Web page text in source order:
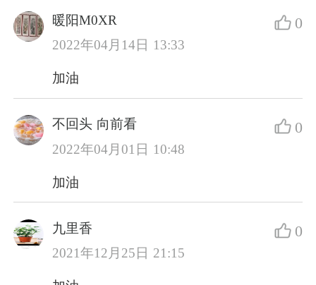
暖阳M0XR
2022年04月14日 13:33
0
加油
不回头 向前看
2022年04月01日 10:48
0
加油
九里香
2021年12月25日 21:15
0